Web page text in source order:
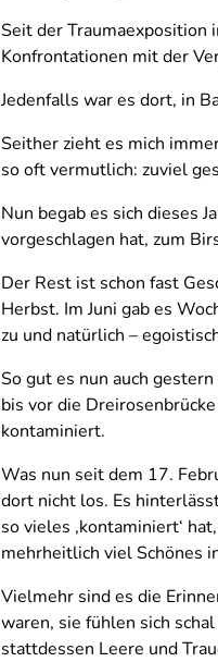
Seit der Traumaexposition
Konfrontationen mit der
Jedenfalls war es dort, in
Seither zieht es mich
so oft vermutlich: zuviel
Nun begab es sich dieses
vorgeschlagen hat, zum
Der Rest ist schon fast
Herbst. Im Juni gab es
zu und natürlich –
So gut es nun auch
bis vor die
kontaminiert.
Was nun seit dem 17.
dort nicht los. Es
so vieles ‚kontaminiert‘
mehrheitlich viel Schönes
Vielmehr sind es die
waren, sie fühlen sich
stattdessen Leere und